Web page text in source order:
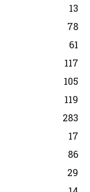
13
78
61
117
105
119
283
17
86
29